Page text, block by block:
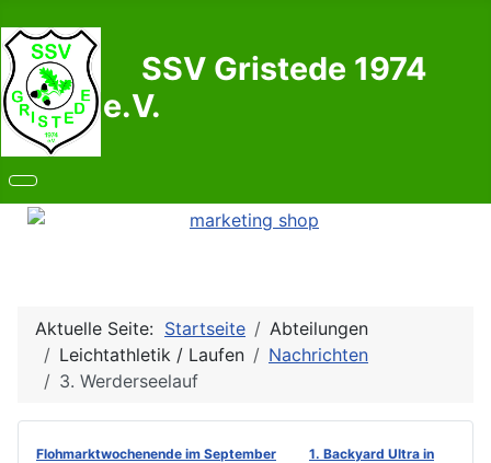
SSV Gristede 1974
e.V.
Aktuelle Seite: Startseite
Abteilungen
Leichtathletik / Laufen
Nachrichten
3. Werderseelauf
Flohmarktwochenende im September
1. Backyard Ultra in